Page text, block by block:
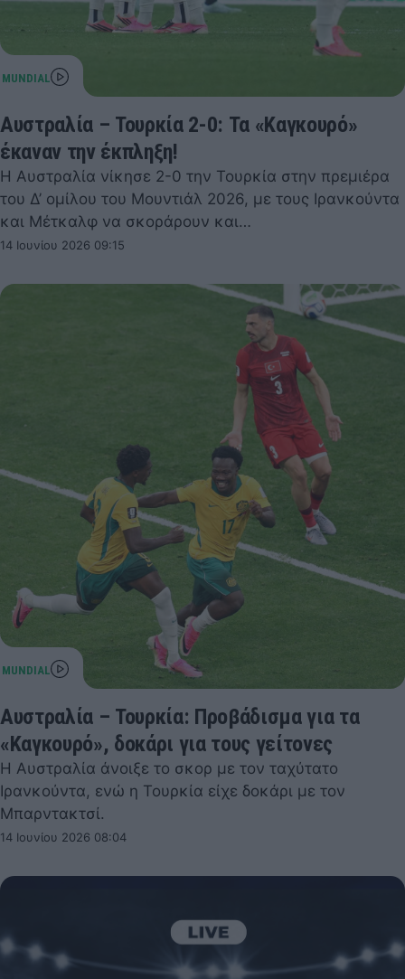
Αυστραλία – Τουρκία 2-0: Τα «Καγκουρό»
έκαναν την έκπληξη!
Η Αυστραλία νίκησε 2-0 την Τουρκία στην πρεμιέρα
του Δ’ ομίλου του Μουντιάλ 2026, με τους Ιρανκούντα
και Μέτκαλφ να σκοράρουν και…
14 Ιουνίου 2026 09:15
Αυστραλία – Τουρκία: Προβάδισμα για τα
«Καγκουρό», δοκάρι για τους γείτονες
Η Αυστραλία άνοιξε το σκορ με τον ταχύτατο
Ιρανκούντα, ενώ η Τουρκία είχε δοκάρι με τον
Μπαρντακτσί.
14 Ιουνίου 2026 08:04